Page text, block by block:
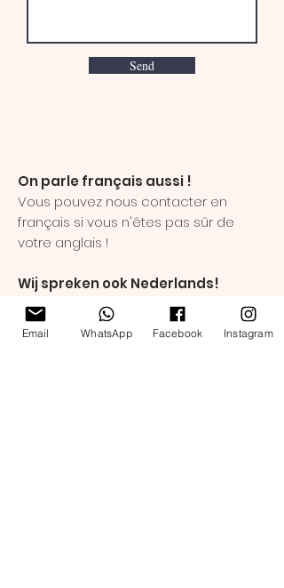
Send
On parle français aussi !
Vous pouvez nous contacter en
français si vous n'êtes pas sûr de
votre anglais !
Wij spreken ook Nederlands!
Je kan contact met ons opnemen in
het Nederlands als je niet zeker bent
Email WhatsApp Facebook Instagram